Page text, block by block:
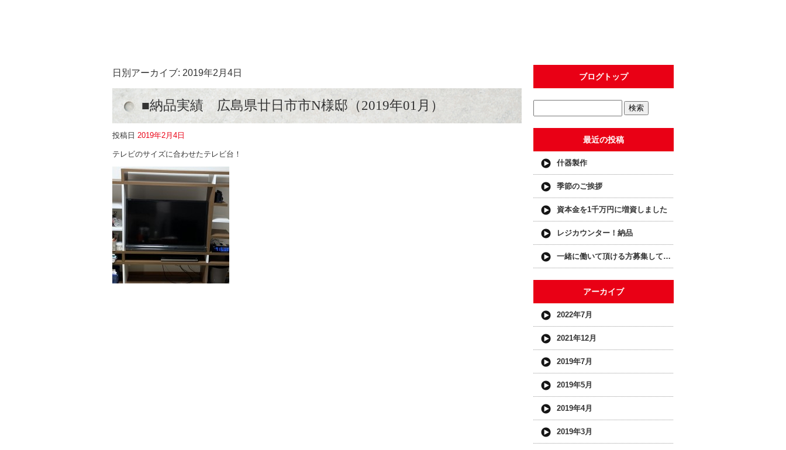
日別アーカイブ: 2019年2月4日
■納品実績 広島県廿日市市N様邸（2019年01月）
投稿日 2019年2月4日
テレビのサイズに合わせたテレビ台！
ブログトップ
最近の投稿
什器製作
季節のご挨拶
資本金を1千万円に増資しました
レジカウンター！納品
一緒に働いて頂ける方募集しています！
アーカイブ
2022年7月
2021年12月
2019年7月
2019年5月
2019年4月
2019年3月